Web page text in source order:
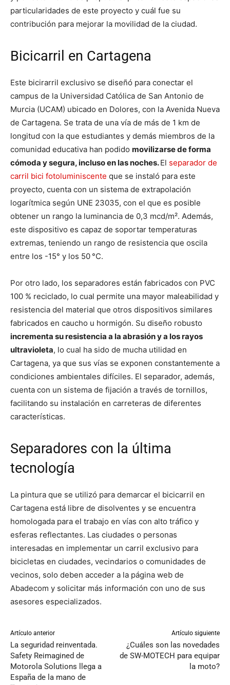
particularidades de este proyecto y cuál fue su
contribución para mejorar la movilidad de la ciudad.
Bicicarril en Cartagena
Este bicirarril exclusivo se diseñó para conectar el
campus de la Universidad Católica de San Antonio de
Murcia (UCAM) ubicado en Dolores, con la Avenida Nueva
de Cartagena. Se trata de una vía de más de 1 km de
longitud con la que estudiantes y demás miembros de la
comunidad educativa han podido movilizarse de forma
cómoda y segura, incluso en las noches.El separador de
carril bici fotoluminiscente que se instaló para este
proyecto, cuenta con un sistema de extrapolación
logarítmica según UNE 23035, con el que es posible
obtener un rango la luminancia de 0,3 mcd/m². Además,
este dispositivo es capaz de soportar temperaturas
extremas, teniendo un rango de resistencia que oscila
entre los -15° y los 50 °C.
Por otro lado, los separadores están fabricados con PVC
100 % reciclado, lo cual permite una mayor maleabilidad y
resistencia del material que otros dispositivos similares
fabricados en caucho u hormigón. Su diseño robusto
incrementa su resistencia a la abrasión y a los rayos
ultravioleta, lo cual ha sido de mucha utilidad en
Cartagena, ya que sus vías se exponen constantemente a
condiciones ambientales difíciles. El separador, además,
cuenta con un sistema de fijación a través de tornillos,
facilitando su instalación en carreteras de diferentes
características.
Separadores con la última
tecnología
La pintura que se utilizó para demarcar el bicicarril en
Cartagena está libre de disolventes y se encuentra
homologada para el trabajo en vías con alto tráfico y
esferas reflectantes. Las ciudades o personas
interesadas en implementar un carril exclusivo para
bicicletas en ciudades, vecindarios o comunidades de
vecinos, solo deben acceder a la página web de
Abadecom y solicitar más información con uno de sus
asesores especializados.
Artículo anterior
La seguridad reinventada.
Safety Reimagined de
Motorola Solutions llega a
España de la mano de
Artículo siguiente
¿Cuáles son las novedades
de SW-MOTECH para equipar
la moto?